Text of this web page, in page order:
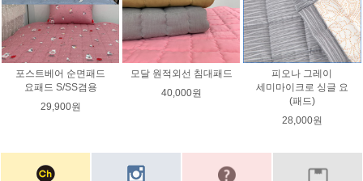
포스트베어 순면패드
요패드 S/SS겸용
29,900원
모달 원적외선 침대패드
40,000원
피오나 그레이
세미마이크로 싱글 요
(패드)
28,000원